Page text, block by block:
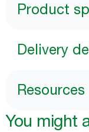
Product
Delivery
Resources
You might